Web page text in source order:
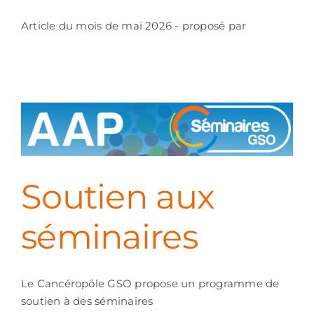
Article du mois de mai 2026 - proposé par
Soutien aux
séminaires
Le Cancéropôle GSO propose un programme de
soutien à des séminaires